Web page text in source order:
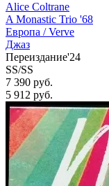
Alice Coltrane
A Monastic Trio '68
Европа /Verve
Джаз
Переиздание'24
SS/SS
7 390 руб.
5 912 руб.